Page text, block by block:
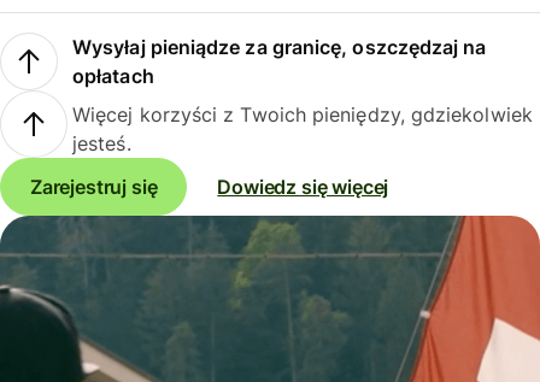
Wysyłaj pieniądze za granicę, oszczędzaj na
opłatach
Więcej korzyści z Twoich pieniędzy, gdziekolwiek
jesteś.
Zarejestruj się
Dowiedz się więcej